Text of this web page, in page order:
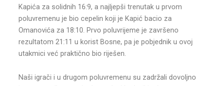
Kapića za solidnih 16:9, a najljepši trenutak u prvom
poluvremenu je bio cepelin koji je Kapić bacio za
Omanovića za 18:10. Prvo poluvrijeme je završeno
rezultatom 21:11 u korist Bosne, pa je pobjednik u ovoj
utakmici već praktično bio riješen.
Naši igrači i u drugom poluvremenu su zadržali dovoljno